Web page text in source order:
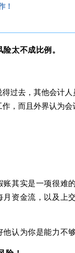
！
太不成比例。
过去，其他会计
，而且外界认为会
其实是一项很难
资金流，以及上
认为你是能力不